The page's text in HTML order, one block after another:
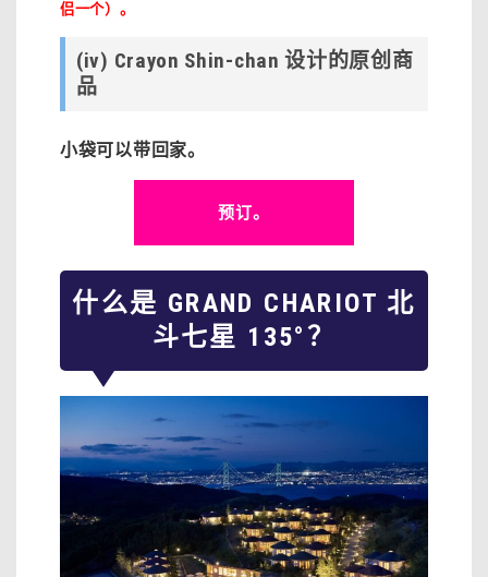
侣一个）。
(iv) Crayon Shin-chan 设计的原创商
品
小袋可以带回家。
预订。
什么是 GRAND CHARIOT 北
斗七星 135°？